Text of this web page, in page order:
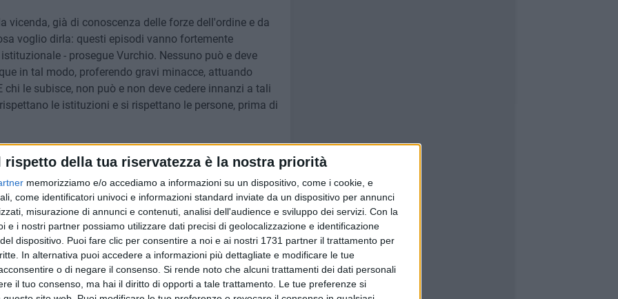
rispetto della tua riservatezza è la nostra priorità
memorizziamo e/o accediamo a informazioni su un dispositivo, come i cookie, e
come identificatori univoci e informazioni standard inviate da un dispositivo per annunci
misurazione di annunci e contenuti, analisi dell'audience e sviluppo dei servizi. Con la
e i nostri partner possiamo utilizzare dati precisi di geolocalizzazione e identificazione
dispositivo. Puoi fare clic per consentire a noi e ai nostri 1731 partner il trattamento per
In alternativa puoi accedere a informazioni più dettagliate e modificare le tue
o di negare il consenso. Si rende noto che alcuni trattamenti dei dati personali
il tuo consenso, ma hai il diritto di opporti a tale trattamento. Le tue preferenze si
vicenda, già di conoscenza delle forze dell'ordine e da
voglio dirla: questi episodi vanno fortemente
- prosegue Vurchio. Nessuno può e deve
in tal modo, proferendo gravi minacce, attuando
le subisce, non può e non deve cedere innanzi a tali
le istituzioni e si rispettano le persone, prima di
di oggi ho proceduto formalmente a denunciarne
ad informare Prefettura e Questura di Bari. Lo
tutela sia dei territori, sia verso coloro che ogni giorno,
ci mette la faccia».
6 AGOSTO 2026
Manutenzione strade e
marciapiedi nei cinque municipi